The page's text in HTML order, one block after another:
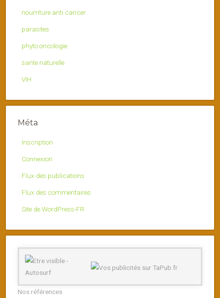
nourriture anti cancer
parasites
phyto oncologie
sante naturelle
VIH
Méta
Inscription
Connexion
Flux des publications
Flux des commentaires
Site de WordPress-FR
Nos références